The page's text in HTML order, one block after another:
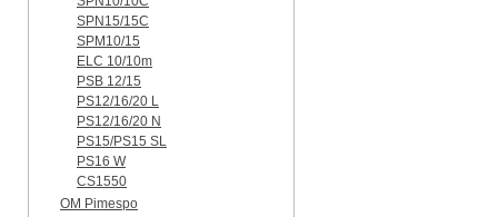
SPN15/15C
SPM10/15
ELC 10/10m
PSB 12/15
PS12/16/20 L
PS12/16/20 N
PS15/PS15 SL
PS16 W
CS1550
OM Pimespo